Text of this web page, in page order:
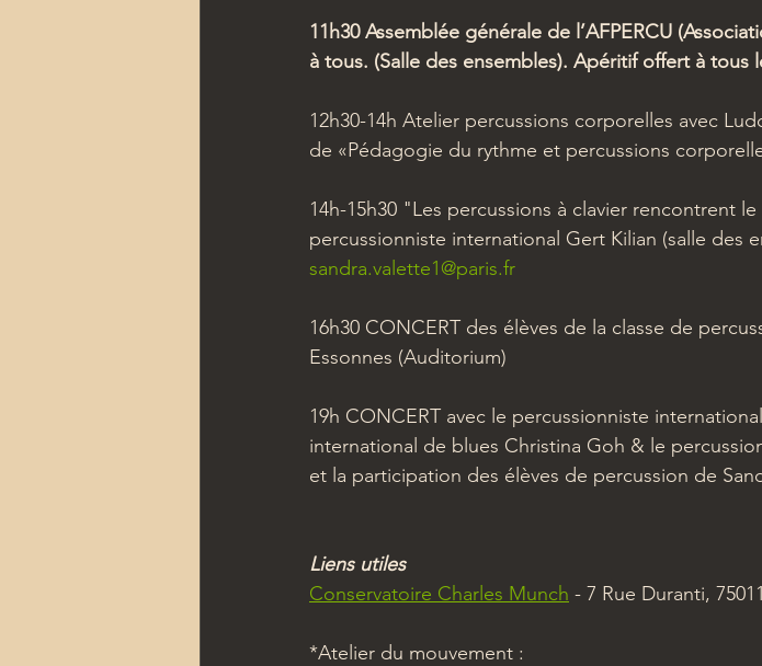
11h30 Assemblée générale de l’AFPERCU
à tous. (Salle des ensembles). Apéritif offert à tous
12h30-14h Atelier percussions corporelles avec
de «Pédagogie du rythme et percussions
14h-15h30 "Les percussions à clavier rencontrent
percussionniste international Gert Kilian (salle des
sandra.valette1@paris.fr
16h30 CONCERT des élèves de la classe de
Essonnes (Auditorium)
19h CONCERT avec le percussionniste
international de blues Christina Goh & le
et la participation des élèves de percussion de
Liens utiles
Conservatoire Charles Munch - 7 Rue Duranti,
*Atelier du mouvement :